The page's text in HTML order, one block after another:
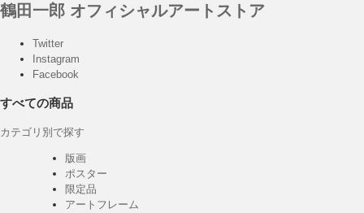
鶴田一郎 オフィシャルアートストア
Twitter
Instagram
Facebook
すべての商品
カテゴリ別で探す
版画
ポスター
限定品
アートフレーム